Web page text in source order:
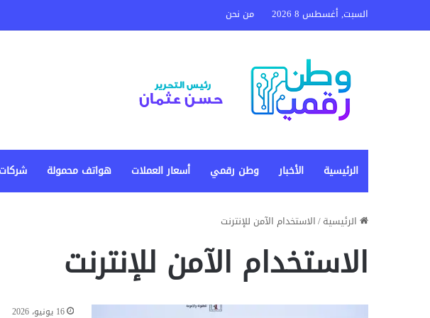
السبت, أغسطس 8 2026 من نحن
الرئيسية الأخبار وطن رقمي أسعار العملات هواتف محمولة شركات
الرئيسية/الاستخدام الآمن للإنترنت
الاستخدام الآمن للإنترنت
16 يونيو، 2026